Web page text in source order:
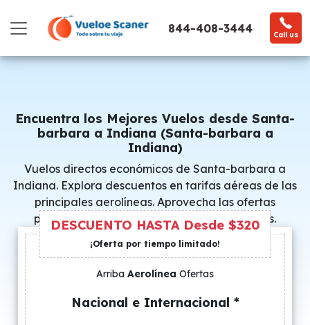
844-408-3444 Call us
Encuentra los Mejores Vuelos desde Santa-
barbara a Indiana (Santa-barbara a
Indiana)
Vuelos directos económicos de Santa-barbara a
Indiana. Explora descuentos en tarifas aéreas de las
principales aerolíneas. Aprovecha las ofertas
promocionales y consigue precios especiales.
DESCUENTO HASTA Desde $320
¡Oferta por tiempo limitado!
Arriba Aerolínea Ofertas
Nacional e Internacional *